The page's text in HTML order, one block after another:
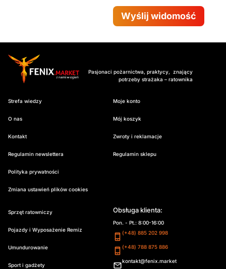
Wyślij widomość
Pasjonaci pożarnictwa, praktycy, znający
potrzeby strażaka – ratownika
Strefa wiedzy
O nas
Kontakt
Regulamin newslettera
Polityka prywatności
Zmiana ustawień plików cookies
Moje konto
Mój koszyk
Zwroty i reklamacje
Regulamin sklepu
Sprzęt ratowniczy
Pojazdy i Wyposażenie Remiz
Umundurowanie
Sport i gadżety
Obsługa klienta:
Pon. - Pt.: 8:00-16:00
(+48) 885 202 998
(+48) 788 875 886
kontakt@fenix.market